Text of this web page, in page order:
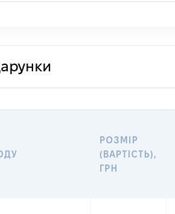
РОЗМІР
(ВАРТІСТЬ),
ГРН